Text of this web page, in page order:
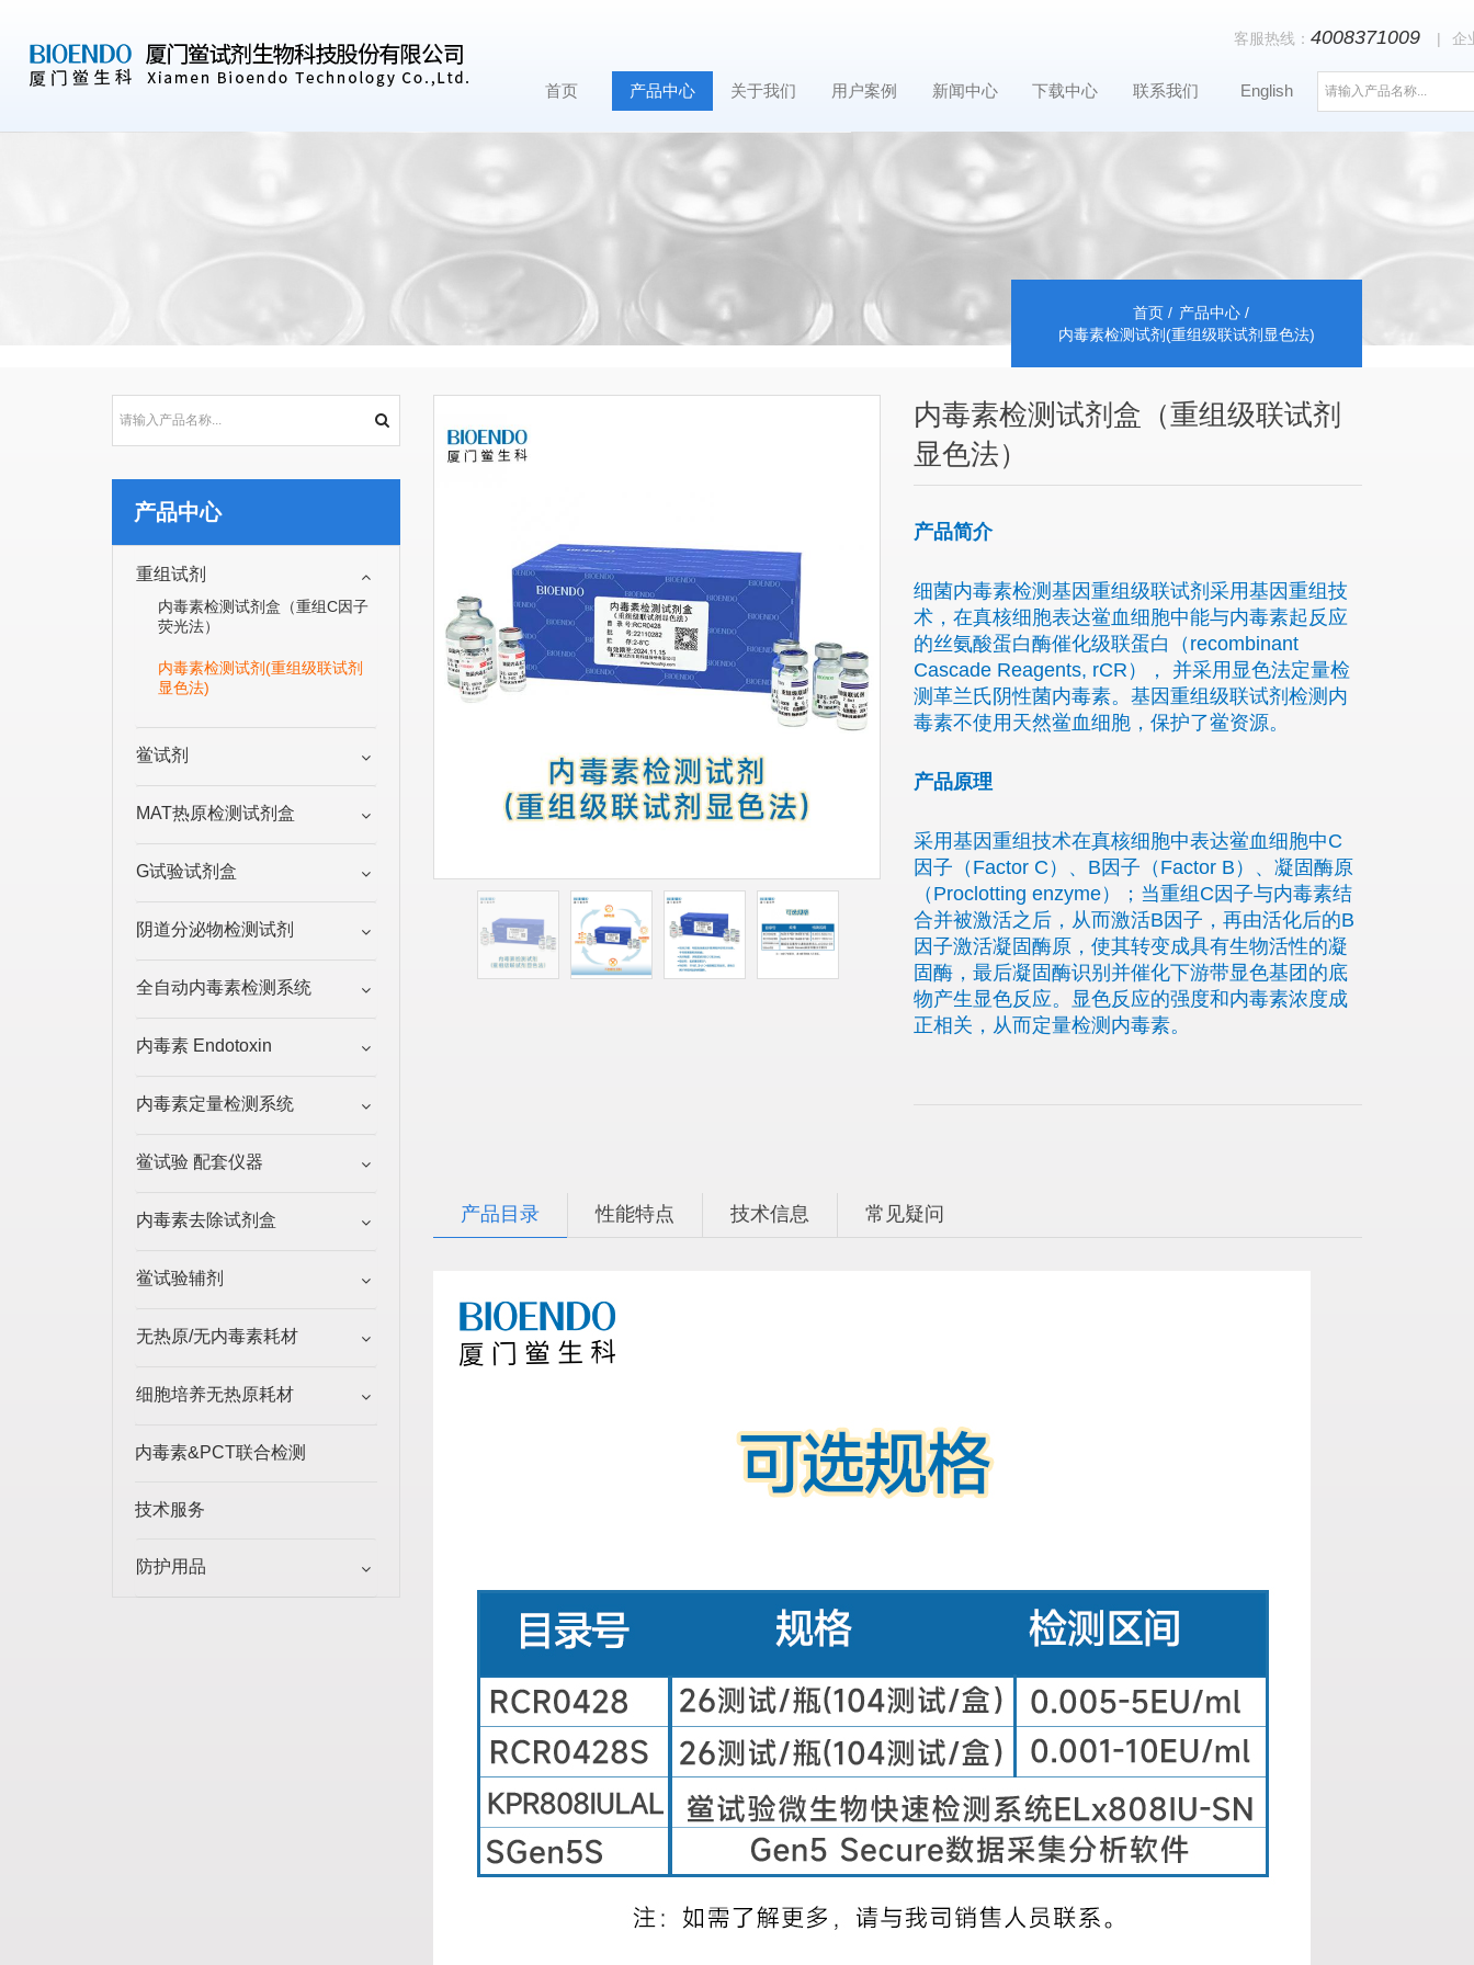
首页 产品中心 关于我们 用户案例 新闻中心 下载中心 联系我们 English
客服热线： 4008371009 | 企
首页
产品中心
内毒素检测试剂(重组级联试剂显色法)
内毒素检测试剂盒（重组级联试剂
显色法）
产品简介
细菌内毒素检测基因重组级联试剂采用基因重组技
术，在真核细胞表达鲎血细胞中能与内毒素起反应
的丝氨酸蛋白酶催化级联蛋白（recombinant
Cascade Reagents, rCR）， 并采用显色法定量检
测革兰氏阴性菌内毒素。基因重组级联试剂检测内
毒素不使用天然鲎血细胞，保护了鲎资源。
产品原理
采用基因重组技术在真核细胞中表达鲎血细胞中C
因子（Factor C）、B因子（Factor B）、凝固酶原
（Proclotting enzyme）；当重组C因子与内毒素结
合并被激活之后，从而激活B因子，再由活化后的B
因子激活凝固酶原，使其转变成具有生物活性的凝
固酶，最后凝固酶识别并催化下游带显色基团的底
物产生显色反应。显色反应的强度和内毒素浓度成
正相关，从而定量检测内毒素。
产品目录 性能特点 技术信息 常见疑问
产品中心
重组试剂
内毒素检测试剂盒（重组C因子
荧光法）
内毒素检测试剂(重组级联试剂
显色法)
鲎试剂
MAT热原检测试剂盒
G试验试剂盒
阴道分泌物检测试剂
全自动内毒素检测系统
内毒素 Endotoxin
内毒素定量检测系统
鲎试验 配套仪器
内毒素去除试剂盒
鲎试验辅剂
无热原/无内毒素耗材
细胞培养无热原耗材
内毒素&PCT联合检测
技术服务
防护用品